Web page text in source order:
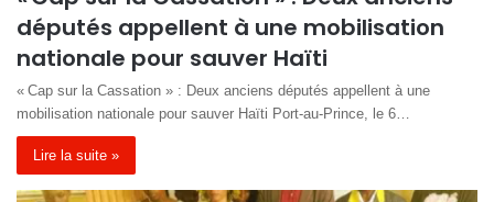
députés appellent à une mobilisation
nationale pour sauver Haïti
« Cap sur la Cassation » : Deux anciens députés appellent à une
mobilisation nationale pour sauver Haïti Port-au-Prince, le 6…
Lire la suite »